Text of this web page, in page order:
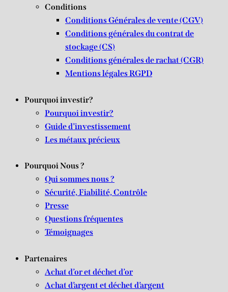
Conditions
Conditions Générales de vente (CGV)
Conditions générales du contrat de
stockage (CS)
Conditions générales de rachat (CGR)
Mentions légales RGPD
Pourquoi investir?
Pourquoi investir?
Guide d’investissement
Les métaux précieux
Pourquoi Nous ?
Qui sommes nous ?
Sécurité, Fiabilité, Contrôle
Presse
Questions fréquentes
Témoignages
Partenaires
Achat d’or et déchet d’or
Achat d’argent et déchet d’argent